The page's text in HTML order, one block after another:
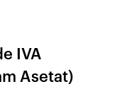
IVA
Asetat)